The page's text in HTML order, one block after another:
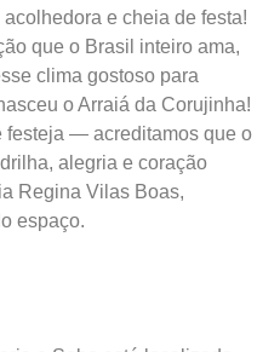
e cheia de festa!
que o Brasil inteiro ama,
clima gostoso para
o Arraiá da Corujinha!
festeja — acreditamos que o
alegria e coração
Regina Vilas Boas,
espaço.